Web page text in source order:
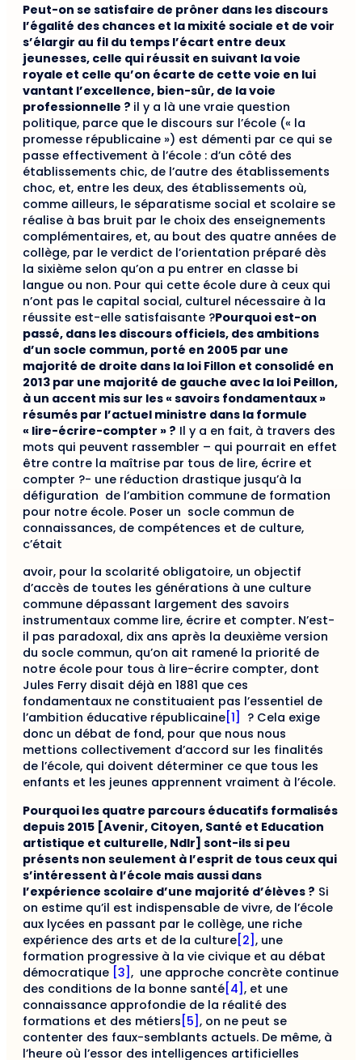
Peut-on se satisfaire de prôner dans les discours
l’égalité des chances et la mixité sociale et de voir
s’élargir au fil du temps l’écart entre deux
jeunesses, celle qui réussit en suivant la voie
royale et celle qu’on écarte de cette voie en lui
vantant l’excellence, bien-sûr, de la voie
professionnelle ? il y a là une vraie question
politique, parce que le discours sur l’école (« la
promesse républicaine ») est démenti par ce qui se
passe effectivement à l’école : d’un côté des
établissements chic, de l’autre des établissements
choc, et, entre les deux, des établissements où,
comme ailleurs, le séparatisme social et scolaire se
réalise à bas bruit par le choix des enseignements
complémentaires, et, au bout des quatre années de
collège, par le verdict de l’orientation préparé dès
la sixième selon qu’on a pu entrer en classe bi
langue ou non. Pour qui cette école dure à ceux qui
n’ont pas le capital social, culturel nécessaire à la
réussite est-elle satisfaisante ?Pourquoi est-on
passé, dans les discours officiels, des ambitions
d’un socle commun, porté en 2005 par une
majorité de droite dans la loi Fillon et consolidé en
2013 par une majorité de gauche avec la loi Peillon,
à un accent mis sur les « savoirs fondamentaux »
résumés par l’actuel ministre dans la formule
« lire-écrire-compter » ? Il y a en fait, à travers des
mots qui peuvent rassembler – qui pourrait en effet
être contre la maîtrise par tous de lire, écrire et
compter ?- une réduction drastique jusqu’à la
défiguration de l’ambition commune de formation
pour notre école. Poser un socle commun de
connaissances, de compétences et de culture,
c’était
avoir, pour la scolarité obligatoire, un objectif
d’accès de toutes les générations à une culture
commune dépassant largement des savoirs
instrumentaux comme lire, écrire et compter. N’est-
il pas paradoxal, dix ans après la deuxième version
du socle commun, qu’on ait ramené la priorité de
notre école pour tous à lire-écrire compter, dont
Jules Ferry disait déjà en 1881 que ces
fondamentaux ne constituaient pas l’essentiel de
l’ambition éducative républicaine [1]
? Cela exige
donc un débat de fond, pour que nous nous
mettions collectivement d’accord sur les finalités
de l’école, qui doivent déterminer ce que tous les
enfants et les jeunes apprennent vraiment à l’école.
Pourquoi les quatre parcours éducatifs formalisés
depuis 2015 [Avenir, Citoyen, Santé et Education
artistique et culturelle, Ndlr] sont-ils si peu
présents non seulement à l’esprit de tous ceux qui
s’intéressent à l’école mais aussi dans
l’expérience scolaire d’une majorité d’élèves ? Si
on estime qu’il est indispensable de vivre, de l’école
aux lycées en passant par le collège, une riche
expérience des arts et de la culture[2] , une
formation progressive à la vie civique et au débat
démocratique [3] , une approche concrète continue
des conditions de la bonne santé[4] , et une
connaissance approfondie de la réalité des
formations et des métiers [5] , on ne peut se
contenter des faux-semblants actuels. De même, à
l’heure où l’essor des intelligences artificielles